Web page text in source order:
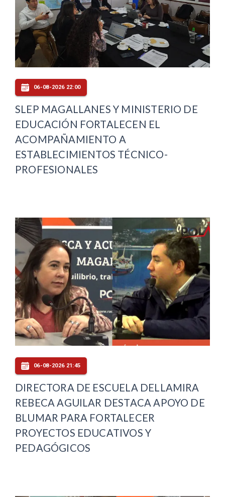
06-08-2026 22:00
SLEP MAGALLANES Y MINISTERIO DE
EDUCACIÓN FORTALECEN EL
ACOMPAÑAMIENTO A
ESTABLECIMIENTOS TÉCNICO-
PROFESIONALES
06-08-2026 21:45
DIRECTORA DE ESCUELA DELLAMIRA
REBECA AGUILAR DESTACA APOYO DE
BLUMAR PARA FORTALECER
PROYECTOS EDUCATIVOS Y
PEDAGÓGICOS